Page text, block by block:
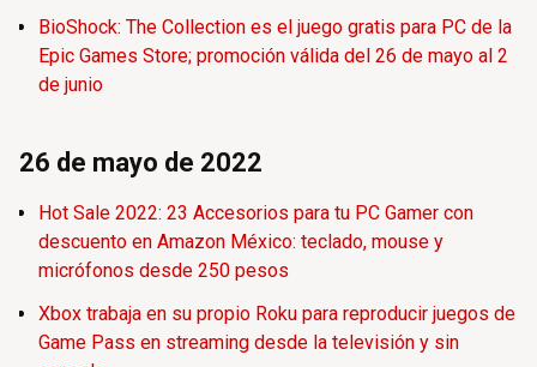
BioShock: The Collection es el juego gratis para PC de la
Epic Games Store; promoción válida del 26 de mayo al 2
de junio
26 de mayo de 2022
Hot Sale 2022: 23 Accesorios para tu PC Gamer con
descuento en Amazon México: teclado, mouse y
micrófonos desde 250 pesos
Xbox trabaja en su propio Roku para reproducir juegos de
Game Pass en streaming desde la televisión y sin